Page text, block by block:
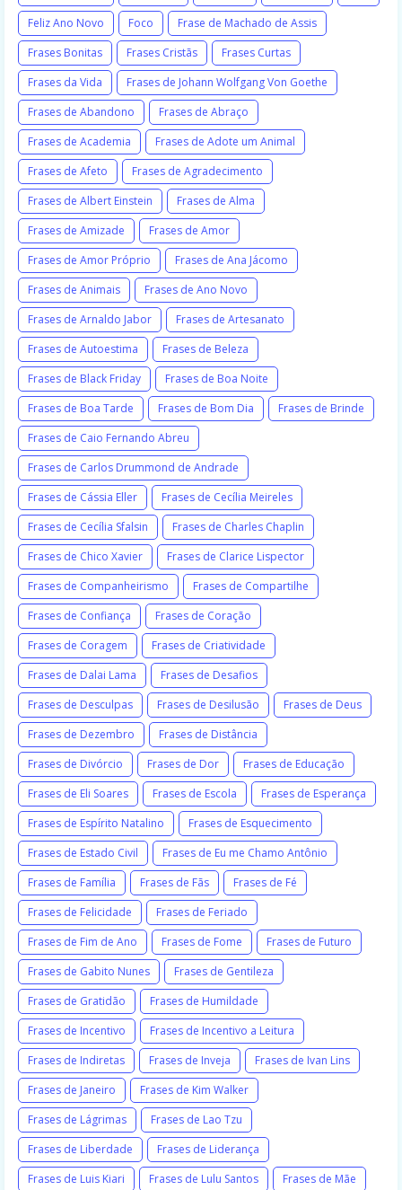
Feliz Ano Novo
Foco
Frase de Machado de Assis
Frases Bonitas
Frases Cristãs
Frases Curtas
Frases da Vida
Frases de Johann Wolfgang Von Goethe
Frases de Abandono
Frases de Abraço
Frases de Academia
Frases de Adote um Animal
Frases de Afeto
Frases de Agradecimento
Frases de Albert Einstein
Frases de Alma
Frases de Amizade
Frases de Amor
Frases de Amor Próprio
Frases de Ana Jácomo
Frases de Animais
Frases de Ano Novo
Frases de Arnaldo Jabor
Frases de Artesanato
Frases de Autoestima
Frases de Beleza
Frases de Black Friday
Frases de Boa Noite
Frases de Boa Tarde
Frases de Bom Dia
Frases de Brinde
Frases de Caio Fernando Abreu
Frases de Carlos Drummond de Andrade
Frases de Cássia Eller
Frases de Cecília Meireles
Frases de Cecília Sfalsin
Frases de Charles Chaplin
Frases de Chico Xavier
Frases de Clarice Lispector
Frases de Companheirismo
Frases de Compartilhe
Frases de Confiança
Frases de Coração
Frases de Coragem
Frases de Criatividade
Frases de Dalai Lama
Frases de Desafios
Frases de Desculpas
Frases de Desilusão
Frases de Deus
Frases de Dezembro
Frases de Distância
Frases de Divórcio
Frases de Dor
Frases de Educação
Frases de Eli Soares
Frases de Escola
Frases de Esperança
Frases de Espírito Natalino
Frases de Esquecimento
Frases de Estado Civil
Frases de Eu me Chamo Antônio
Frases de Família
Frases de Fãs
Frases de Fé
Frases de Felicidade
Frases de Feriado
Frases de Fim de Ano
Frases de Fome
Frases de Futuro
Frases de Gabito Nunes
Frases de Gentileza
Frases de Gratidão
Frases de Humildade
Frases de Incentivo
Frases de Incentivo a Leitura
Frases de Indiretas
Frases de Inveja
Frases de Ivan Lins
Frases de Janeiro
Frases de Kim Walker
Frases de Lágrimas
Frases de Lao Tzu
Frases de Liberdade
Frases de Liderança
Frases de Luis Kiari
Frases de Lulu Santos
Frases de Mãe